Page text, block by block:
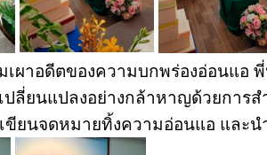
ผาอดีตของความบกพร่องอ่อนแอ
ปลี่ยนแปลงอย่างกล้าหาญด้วยการ
ขียนจดหมายทิ้งความอ่อนแอ และน